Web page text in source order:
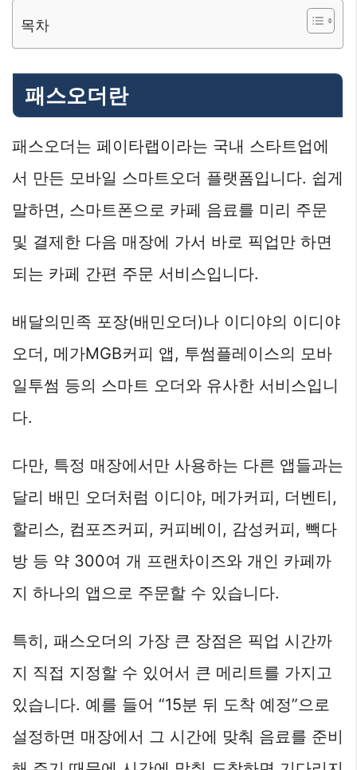
목차
패스오더란
패스오더는 페이타랩이라는 국내 스타트업에
서 만든 모바일 스마트오더 플랫폼입니다. 쉽게
말하면, 스마트폰으로 카페 음료를 미리 주문
및 결제한 다음 매장에 가서 바로 픽업만 하면
되는 카페 간편 주문 서비스입니다.
배달의민족 포장(배민오더)나 이디야의 이디야
오더, 메가MGB커피 앱, 투썸플레이스의 모바
일투썸 등의 스마트 오더와 유사한 서비스입니
다.
다만, 특정 매장에서만 사용하는 다른 앱들과는
달리 배민 오더처럼 이디야, 메가커피, 더벤티,
할리스, 컴포즈커피, 커피베이, 감성커피, 빽다
방 등 약 300여 개 프랜차이즈와 개인 카페까
지 하나의 앱으로 주문할 수 있습니다.
특히, 패스오더의 가장 큰 장점은 픽업 시간까
지 직접 지정할 수 있어서 큰 메리트를 가지고
있습니다. 예를 들어 “15분 뒤 도착 예정”으로
설정하면 매장에서 그 시간에 맞춰 음료를 준비